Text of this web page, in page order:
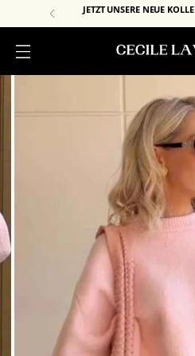
JETZT UNSERE NEUE